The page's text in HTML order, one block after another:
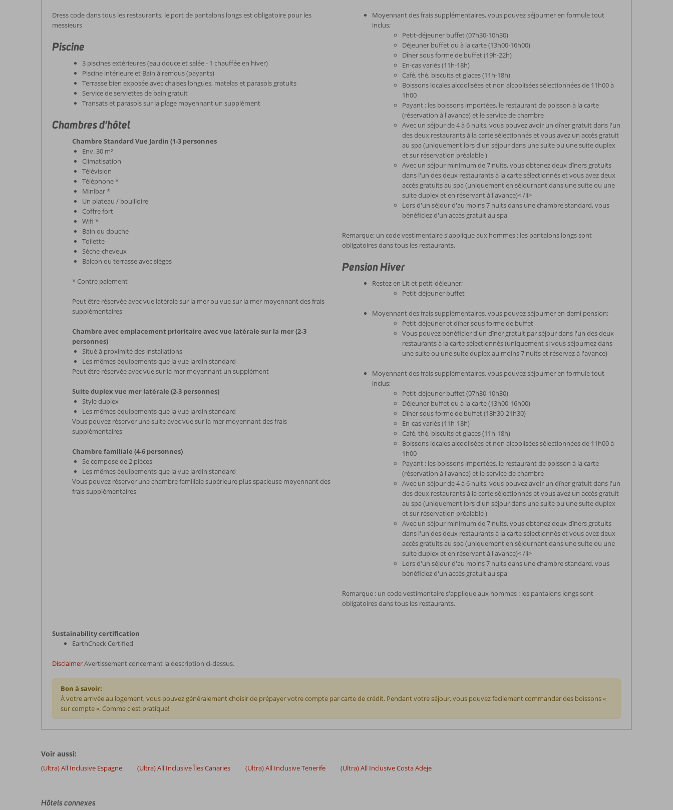
Dress code dans tous les restaurants, le port de pantalons longs est obligatoire pour les
messieurs
Piscine
3 piscines extérieures (eau douce et salée - 1 chauffée en hiver)
Piscine intérieure et Bain à remous (payants)
Terrasse bien exposée avec chaises longues, matelas et parasols gratuits
Service de serviettes de bain gratuit
Transats et parasols sur la plage moyennant un supplément
Chambres d'hôtel
Chambre Standard Vue Jardin (1-3 personnes
Env. 30 m²
Climatisation
Télévision
Téléphone *
Minibar *
Un plateau / bouilloire
Coffre fort
Wifi *
Bain ou douche
Toilette
Sèche-cheveux
Balcon ou terrasse avec sièges
* Contre paiement
Peut être réservée avec vue latérale sur la mer ou vue sur la mer moyennant des frais
supplémentaires
Chambre avec emplacement prioritaire avec vue latérale sur la mer (2-3
personnes)
Situé à proximité des installations
Les mêmes équipements que la vue jardin standard
Peut être réservée avec vue sur la mer moyennant un supplément
Suite duplex vue mer latérale (2-3 personnes)
Style duplex
Les mêmes équipements que la vue jardin standard
Vous pouvez réserver une suite avec vue sur la mer moyennant des frais
supplémentaires
Chambre familiale (4-6 personnes)
Se compose de 2 pièces
Les mêmes équipements que la vue jardin standard
Vous pouvez réserver une chambre familiale supérieure plus spacieuse moyennant des
frais supplémentaires
Moyennant des frais supplémentaires, vous pouvez séjourner en formule tout
inclus;
Petit-déjeuner buffet (07h30-10h30)
Déjeuner buffet ou à la carte (13h00-16h00)
Dîner sous forme de buffet (19h-22h)
En-cas variés (11h-18h)
Café, thé, biscuits et glaces (11h-18h)
Boissons locales alcoolisées et non alcoolisées sélectionnées de 11h00 à
1h00
Payant : les boissons importées, le restaurant de poisson à la carte
(réservation à l'avance) et le service de chambre
Avec un séjour de 4 à 6 nuits, vous pouvez avoir un dîner gratuit dans l'un
des deux restaurants à la carte sélectionnés et vous avez un accès gratuit
au spa (uniquement lors d'un séjour dans une suite ou une suite duplex
et sur réservation préalable )
Avec un séjour minimum de 7 nuits, vous obtenez deux dîners gratuits
dans l'un des deux restaurants à la carte sélectionnés et vous avez deux
accès gratuits au spa (uniquement en séjournant dans une suite ou une
suite duplex et en réservant à l'avance)< /li>
Lors d'un séjour d'au moins 7 nuits dans une chambre standard, vous
bénéficiez d'un accès gratuit au spa
Remarque: un code vestimentaire s'applique aux hommes : les pantalons longs sont
obligatoires dans tous les restaurants.
Pension Hiver
Restez en Lit et petit-déjeuner;
Petit-déjeuner buffet
Moyennant des frais supplémentaires, vous pouvez séjourner en demi pension;
Petit-déjeuner et dîner sous forme de buffet
Vous pouvez bénéficier d'un dîner gratuit par séjour dans l'un des deux
restaurants à la carte sélectionnés (uniquement si vous séjournez dans
une suite ou une suite duplex au moins 7 nuits et réservez à l'avance)
Moyennant des frais supplémentaires, vous pouvez séjourner en formule tout
inclus;
Petit-déjeuner buffet (07h30-10h30)
Déjeuner buffet ou à la carte (13h00-16h00)
Dîner sous forme de buffet (18h30-21h30)
En-cas variés (11h-18h)
Café, thé, biscuits et glaces (11h-18h)
Boissons locales alcoolisées et non alcoolisées sélectionnées de 11h00 à
1h00
Payant : les boissons importées, le restaurant de poisson à la carte
(réservation à l'avance) et le service de chambre
Avec un séjour de 4 à 6 nuits, vous pouvez avoir un dîner gratuit dans l'un
des deux restaurants à la carte sélectionnés et vous avez un accès gratuit
au spa (uniquement lors d'un séjour dans une suite ou une suite duplex
et sur réservation préalable )
Avec un séjour minimum de 7 nuits, vous obtenez deux dîners gratuits
dans l'un des deux restaurants à la carte sélectionnés et vous avez deux
accès gratuits au spa (uniquement en séjournant dans une suite ou une
suite duplex et en réservant à l'avance)< /li>
Lors d'un séjour d'au moins 7 nuits dans une chambre standard, vous
bénéficiez d'un accès gratuit au spa
Remarque : un code vestimentaire s'applique aux hommes : les pantalons longs sont
obligatoires dans tous les restaurants.
Sustainability certification
EarthCheck Certified
DisclaimerAvertissement concernant la description ci-dessus.
Bon à savoir:
À votre arrivée au logement, vous pouvez généralement choisir de prépayer votre compte par carte de crédit. Pendant votre séjour, vous pouvez facilement commander des boissons «
sur compte ». Comme c'est pratique!
écrits
par
nos
leur
Voir aussi:
(Ultra) All Inclusive Espagne (Ultra) All Inclusive Îles Canaries (Ultra) All Inclusive Tenerife (Ultra) All Inclusive Costa Adeje
Hôtels connexes